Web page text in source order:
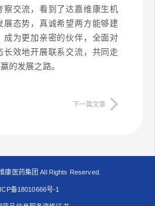
察交流，看到了达嘉维康生机
展态势，真诚希望两方能够建
成为更加亲密的伙伴，全面对
长效地开展联系交流，共同走
的发展之路。
下一篇文章
康医药集团 All Rights Reserved.
备18010666号-1